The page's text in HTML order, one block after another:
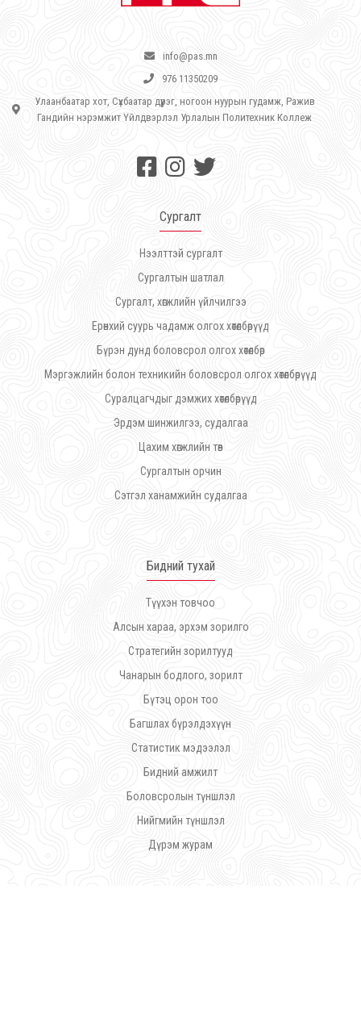
info@pas.mn
976 11350209
Улаанбаатар хот, Сүхбаатар дүүрэг, ногоон нуурын гудамж, Ражив
Гандийн нэрэмжит Үйлдвэрлэл Урлалын Политехник Коллеж
Сургалт
Нээлттэй сургалт
Сургалтын шатлал
Сургалт, хөгжлийн үйлчилгээ
Ерөнхий суурь чадамж олгох хөтөлбөрүүд
Бүрэн дунд боловсрол олгох хөтөлбөр
Мэргэжлийн болон техникийн боловсрол олгох хөтөлбөрүүд
Суралцагчдыг дэмжих хөтөлбөрүүд
Эрдэм шинжилгээ, судалгаа
Цахим хөгжлийн төв
Сургалтын орчин
Сэтгэл ханамжийн судалгаа
Бидний тухай
Түүхэн товчоо
Алсын хараа, эрхэм зорилго
Стратегийн зорилтууд
Чанарын бодлого, зорилт
Бүтэц орон тоо
Багшлах бүрэлдэхүүн
Статистик мэдээлэл
Бидний амжилт
Боловсролын түншлэл
Нийгмийн түншлэл
Дүрэм журам